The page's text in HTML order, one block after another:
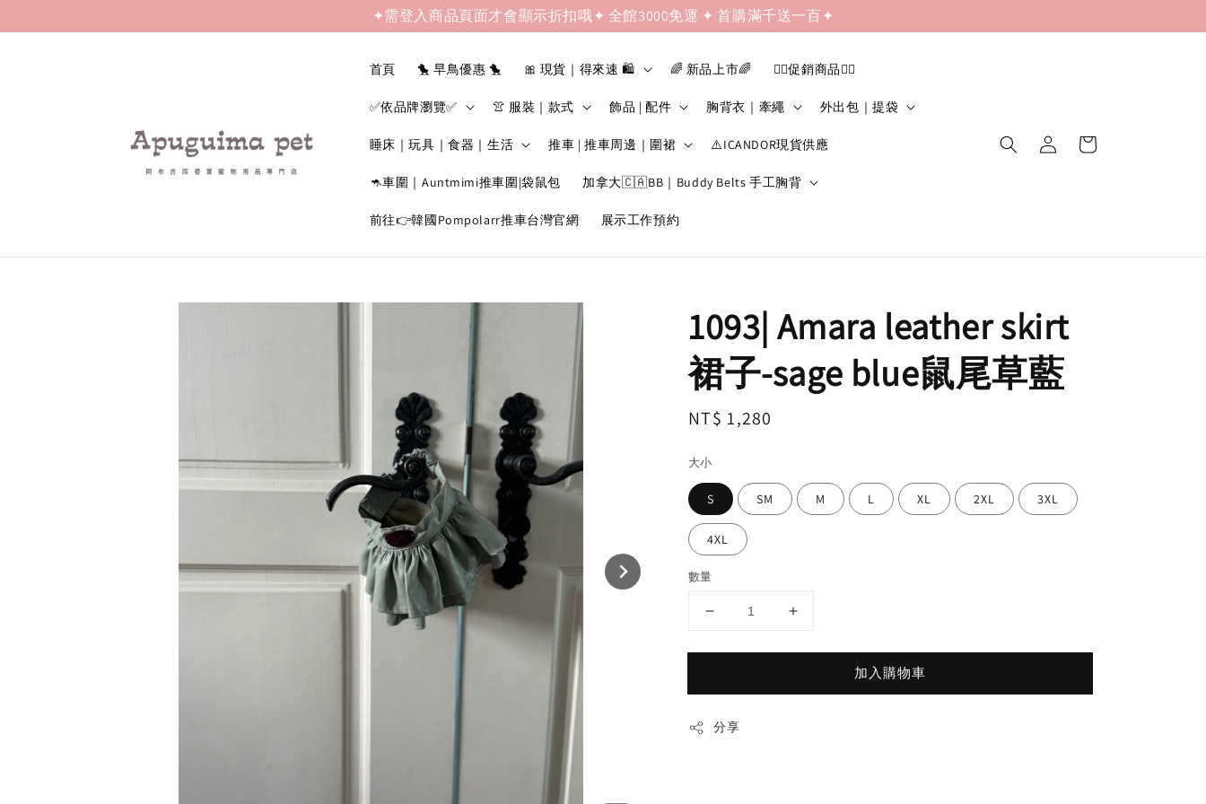
✦需登入商品頁面才會顯示折扣哦✦ 全館3000免運 ✦ 首購滿千送一百✦
首頁 🐤 早鳥優惠 🐤 🎀 現貨｜得來速 🛍️ 🌈 新品上市🌈 ❤️‍🔥促銷商品❤️‍🔥
✅依品牌瀏覽✅ 👚 服裝｜款式 飾品 | 配件 胸背衣｜牽繩 外出包｜提袋
睡床｜玩具｜食器｜生活 推車 | 推車周邊｜圍裙 ⚠️ICANDOR現貨供應
🦘車圍｜Auntmimi推車圍|袋鼠包 加拿大🇨🇦BB｜Buddy Belts 手工胸背
前往👉韓國Pompolarr推車台灣官網 展示工作預約
1093| Amara leather skirt
裙子-sage blue鼠尾草藍
Regular
NT$ 1,280
大小
S SM M L XL 2XL 3XL
4XL
數量
加入購物車
分享